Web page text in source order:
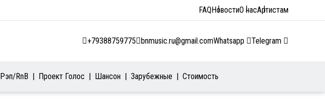
FAQНовостиО насАртистам
+79388759775 bnmusic.ru@gmail.comWhatsapp Telegram
Рэп/RnB Проект Голос Шансон Зарубежные Стоимость